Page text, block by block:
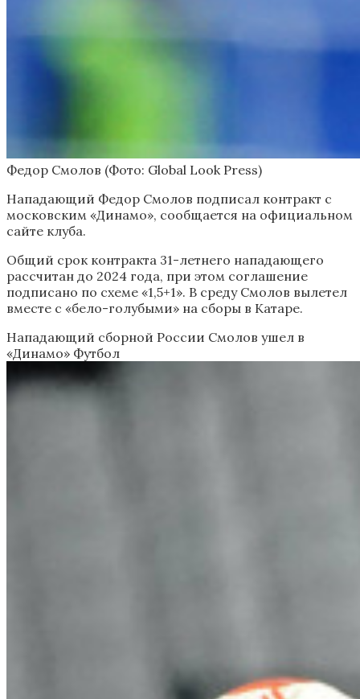
Федор Смолов (Фото: Global Look Press)
Нападающий Федор Смолов подписал контракт с
московским «Динамо», сообщается на официальном
сайте клуба.
Общий срок контракта 31-летнего нападающего
рассчитан до 2024 года, при этом соглашение
подписано по схеме «1,5+1». В среду Смолов вылетел
вместе с «бело-голубыми» на сборы в Катаре.
Нападающий сборной России Смолов ушел в
«Динамо» Футбол